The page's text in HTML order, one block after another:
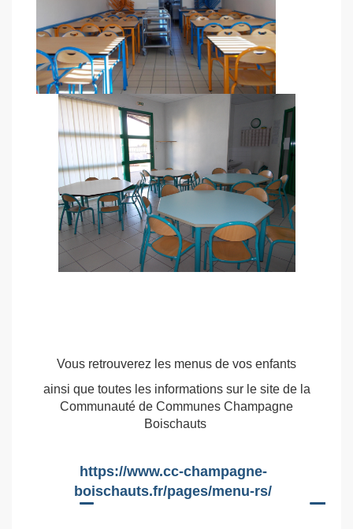
Vous retrouverez les menus de vos enfants
ainsi que toutes les informations sur le site de la
Communauté de Communes Champagne
Boischauts
https://www.cc-champagne-
boischauts.fr/pages/menu-rs/